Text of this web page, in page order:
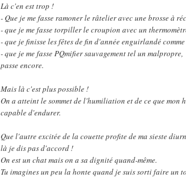
Là c'en est trop !
- Que je me fasse ramoner le râtelier avec une brosse à
- que je me fasse torpiller le croupion avec un
- que je finisse les fêtes de fin d'année enguirlandé
- que je me fasse PQmifier sauvagement tel un malpropre,
passe encore.
Mais là c'est plus possible !
On a atteint le sommet de l'humiliation et de ce que mon
capable d'endurer.
Que l'autre excitée de la couette profite de ma sieste
là je dis pas d'accord !
On est un chat mais on a sa dignité quand-même.
Tu imagines un peu la honte quand je suis sorti faire un